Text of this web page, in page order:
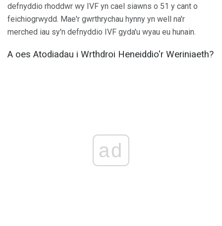
defnyddio rhoddwr wy IVF yn cael siawns o 51 y cant o
feichiogrwydd. Mae'r gwrthrychau hynny yn well na'r
merched iau sy'n defnyddio IVF gyda'u wyau eu hunain.
A oes Atodiadau i Wrthdroi Heneiddio'r Weriniaeth?
ad